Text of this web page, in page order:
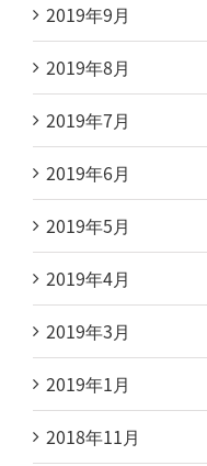
2019年9月
2019年8月
2019年7月
2019年6月
2019年5月
2019年4月
2019年3月
2019年1月
2018年11月